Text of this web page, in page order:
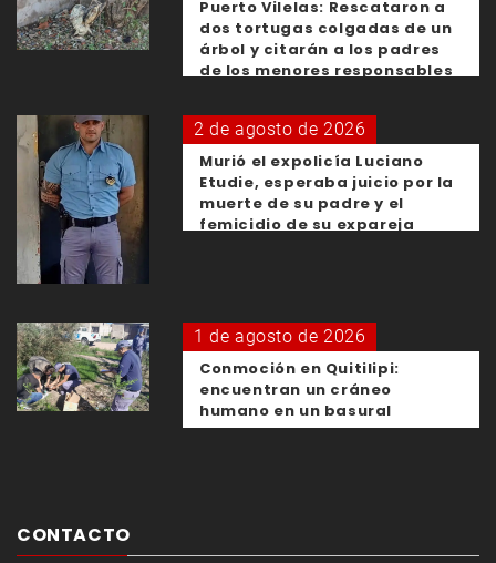
Puerto Vilelas: Rescataron a
dos tortugas colgadas de un
árbol y citarán a los padres
de los menores responsables
2 de agosto de 2026
Murió el expolicía Luciano
Etudie, esperaba juicio por la
muerte de su padre y el
femicidio de su expareja
1 de agosto de 2026
Conmoción en Quitilipi:
encuentran un cráneo
humano en un basural
CONTACTO